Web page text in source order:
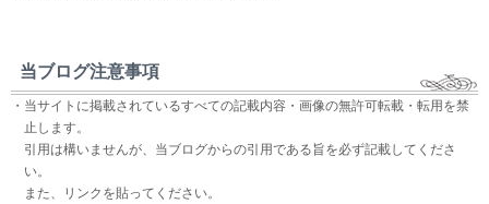
当ブログ注意事項
・当サイトに掲載されているすべての記載内容・画像の無許可転載・転用を禁
止します。
引用は構いませんが、当ブログからの引用である旨を必ず記載してくださ
い。
また、リンクを貼ってください。